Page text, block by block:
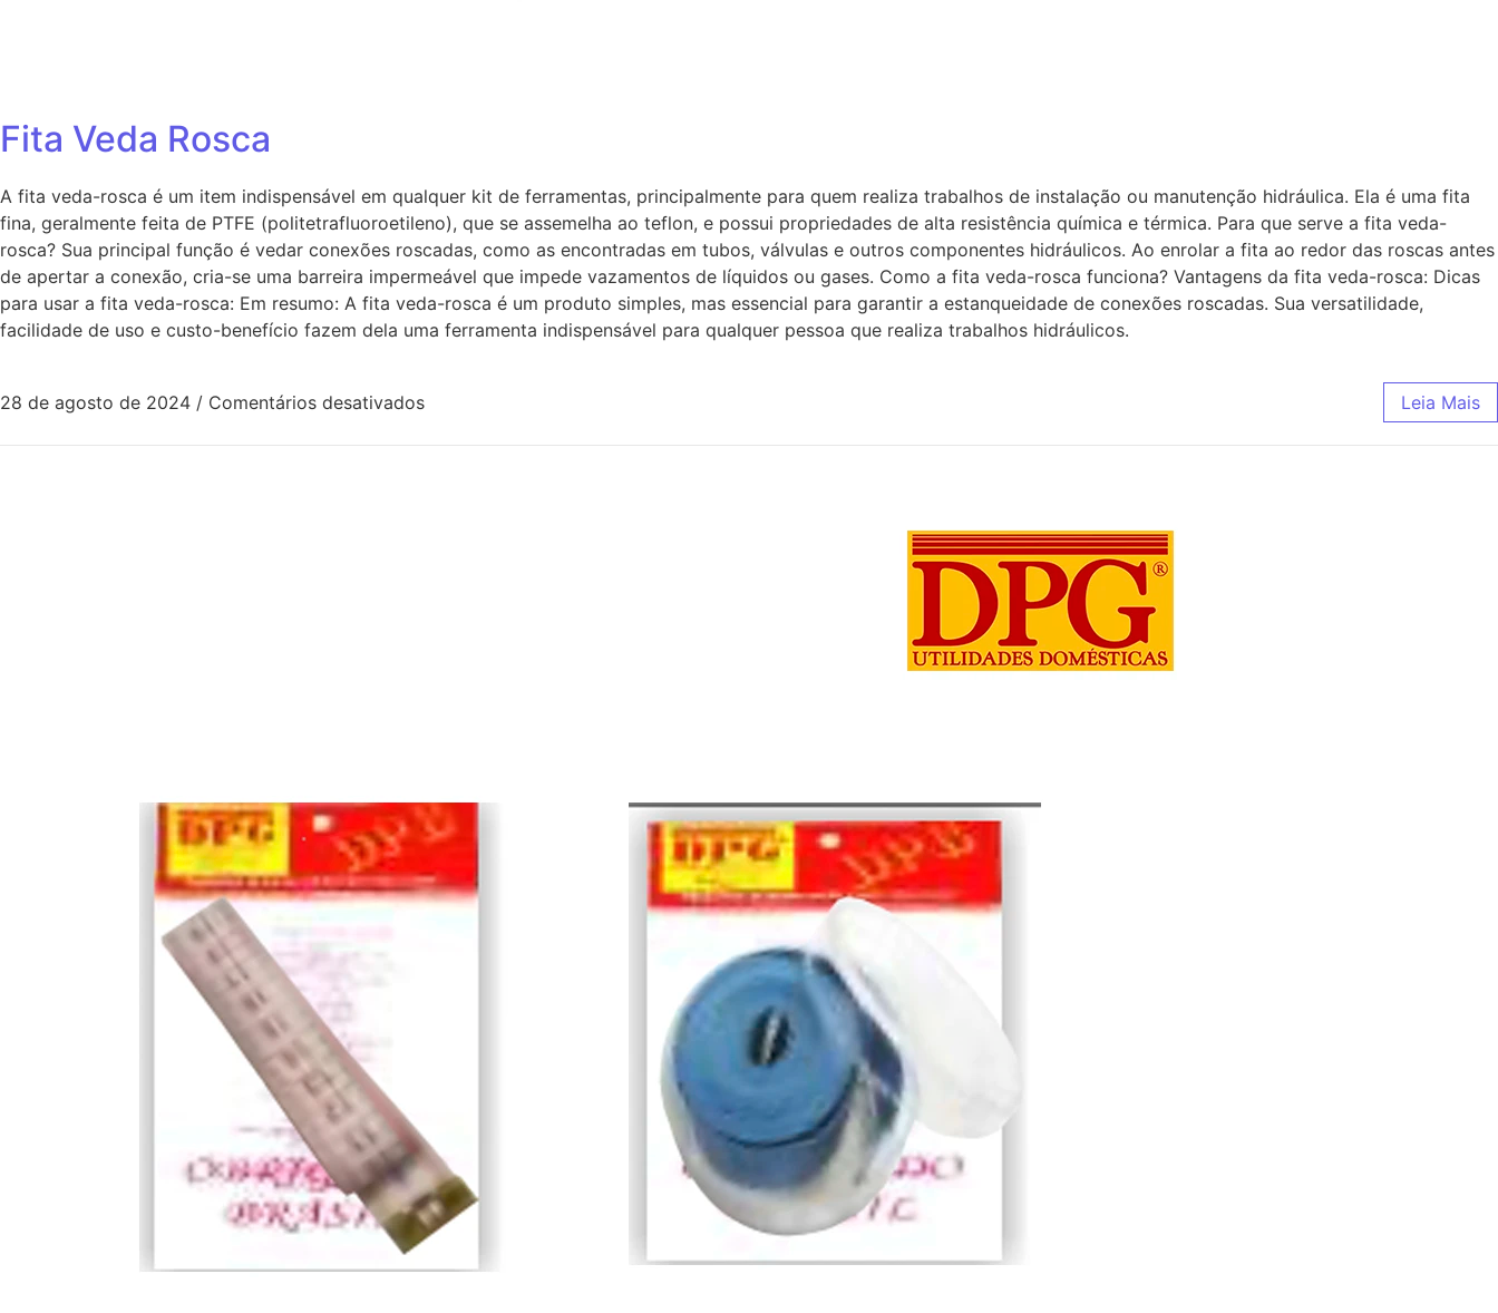
Fita Veda Rosca
A fita veda-rosca é um item indispensável em qualquer kit de ferramentas, principalmente para quem realiza trabalhos de instalação ou manutenção hidráulica. Ela é uma fita
fina, geralmente feita de PTFE (politetrafluoroetileno), que se assemelha ao teflon, e possui propriedades de alta resistência química e térmica. Para que serve a fita veda-
rosca? Sua principal função é vedar conexões roscadas, como as encontradas em tubos, válvulas e outros componentes hidráulicos. Ao enrolar a fita ao redor das roscas antes
de apertar a conexão, cria-se uma barreira impermeável que impede vazamentos de líquidos ou gases. Como a fita veda-rosca funciona? Vantagens da fita veda-rosca: Dicas
para usar a fita veda-rosca: Em resumo: A fita veda-rosca é um produto simples, mas essencial para garantir a estanqueidade de conexões roscadas. Sua versatilidade,
facilidade de uso e custo-benefício fazem dela uma ferramenta indispensável para qualquer pessoa que realiza trabalhos hidráulicos.
28 de agosto de 2024 / Comentários desativados Leia Mais